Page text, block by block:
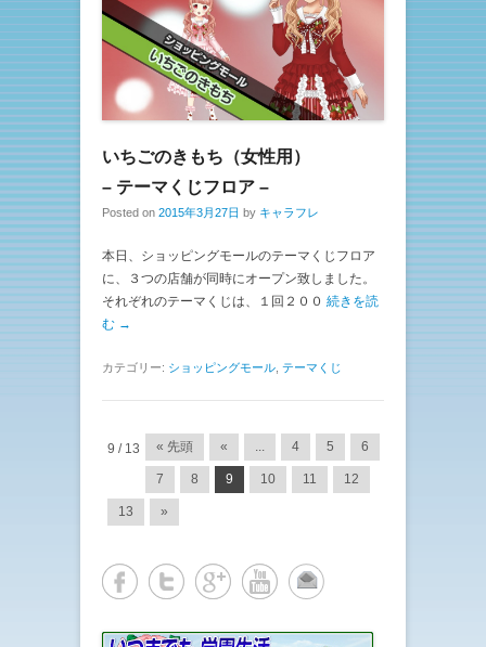
いちごのきもち（女性用）
– テーマくじフロア –
Posted on 2015年3月27日 by キャラフレ
本日、ショッピングモールのテーマくじフロア
に、３つの店舗が同時にオープン致しました。
それぞれのテーマくじは、１回２００ 続きを読
む →
カテゴリー: ショッピングモール テーマくじ
投稿ナビゲーション
9 / 13 « 先頭 « ... 4 5 6
7 8 9 10 11 12
13 »